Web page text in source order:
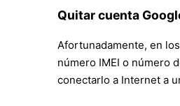
Quitar cuenta
Afortunadamente, en
número IMEI o número
conectarlo a Internet a